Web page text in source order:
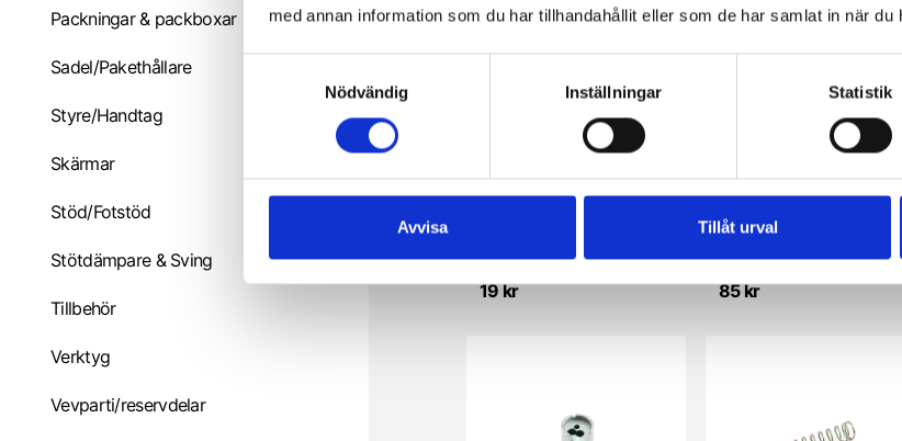
med annan information som du har tillhandahållit eller som de har samlat in när du
s
Nödvändig Inställningar Statistik
Avvisa Tillåt urval
Packningar & packboxar
Sadel/Pakethållare
Styre/Handtag
Skärmar
Stöd/Fotstöd
Stötdämpare & Sving
Tillbehör
Verktyg
Vevparti/reservdelar
19 kr
NTS
85 kr